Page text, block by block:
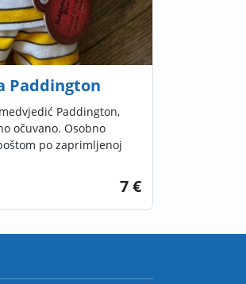
Paddington
Paddington,
očuvano. Osobno
po zaprimljenoj
7 €